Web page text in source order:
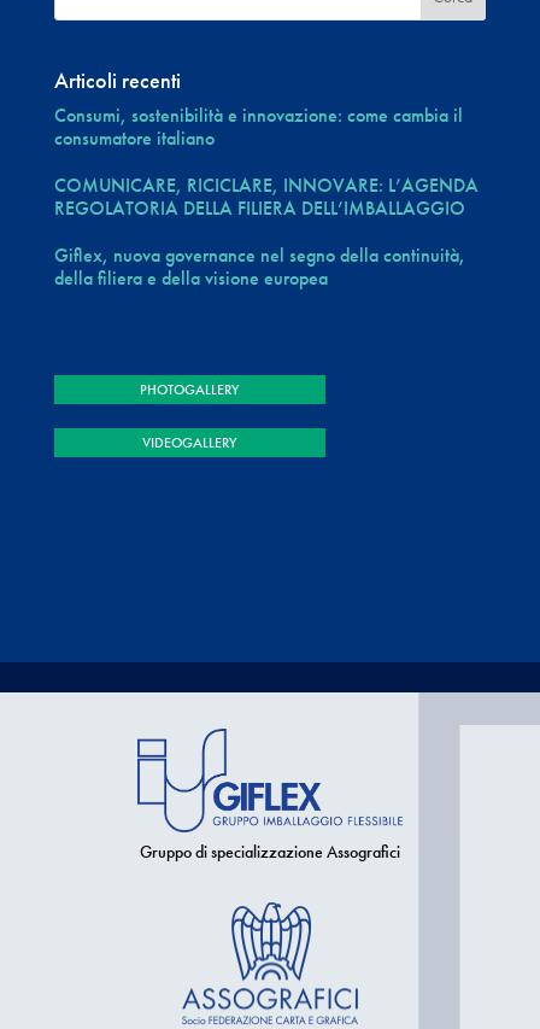
Articoli recenti
Consumi, sostenibilità e innovazione: come cambia il
consumatore italiano
COMUNICARE, RICICLARE, INNOVARE: L’AGENDA
REGOLATORIA DELLA FILIERA DELL’IMBALLAGGIO
Giflex, nuova governance nel segno della continuità,
della filiera e della visione europea
PHOTOGALLERY
VIDEOGALLERY
Gruppo di specializzazione Assografici